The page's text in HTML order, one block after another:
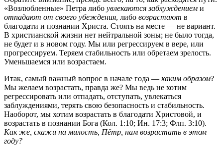
«Возлюбленные» Петра либо увлекаются заблуждением и
отпадают от своего убеждения, либо возрастают в
благодати и познании Христа. Стоять на месте — не вариант.
В христианской жизни нет нейтральной зоны; не было тогда,
не будет и в новом году. Мы или регрессируем в вере, или
прогрессируем. Теряем стабильность или обретаем зрелость.
Уменьшаемся или возрастаем.
Итак, самый важный вопрос в начале года — каким образом?
Мы желаем возрастать, правда же? Мы ведь не хотим
регрессировать или отпадать, отступать, увлекаться
заблуждениями, терять свою безопасность и стабильность.
Наоборот, мы хотим возрастать в благодати Христовой, и
возрастать в познании Бога (Кол. 1:10; Ин. 17:3; Флп. 3:10).
Как же, скажи на милость, Пётр, нам возрастать в этом
году?